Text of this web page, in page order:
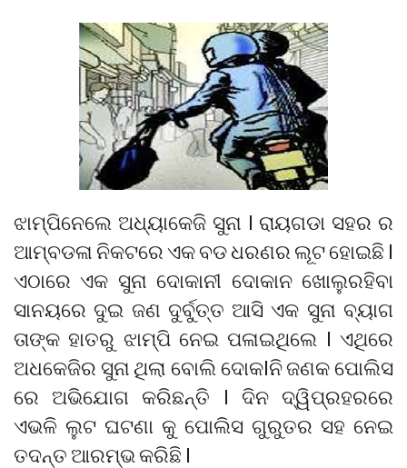
ଝାମ୍ପିନେଲେ ଅଧ୍ୟାକେଜି ସୁନା l ରାୟଗଡା ସହର ର
ଆମ୍ବଡଳା ନିକଟରେ ଏକ ବଡ ଧରଣର ଲୂଟ ହୋଇଛି l
ଏଠାରେ ଏକ ସୁନା ଦୋକାନୀ ଦୋକାନ ଖୋଲୁରହିବା
ସାନୟରେ ଦୁଇ ଜଣ ଦୁର୍ବୁତ୍ତ ଆସି ଏକ ସୁନା ବ୍ୟାଗ
ତାଙ୍କ ହାତରୁ ଝାମ୍ପି ନେଇ ପଳାଇଥିଲେ l ଏଥିରେ
ଅଧକେଜିର ସୁନା ଥିଲା ବୋଲି ଦୋକlନି ଜଣକ ପୋଲିସ
ରେ ଅଭିଯୋଗ କରିଛନ୍ତି l ଦିନ ଦ୍ୱିପ୍ରହରରେ
ଏଭଳି ଲୁଟ ଘଟଣା କୁ ପୋଲିସ ଗୁରୁତର ସହ ନେଇ
ତଦନ୍ତ ଆରମ୍ଭ କରିଛି l